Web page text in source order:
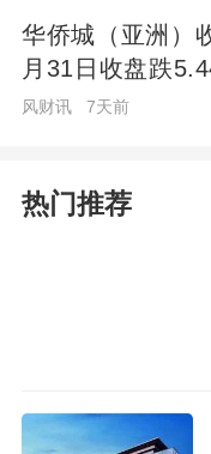
华侨城（亚洲）
月31日收盘跌
0.05万手
风财讯 7天前
热门推荐